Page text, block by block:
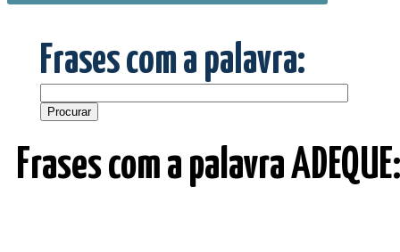
Frases com a palavra:
Frases com a palavra ADEQUE: